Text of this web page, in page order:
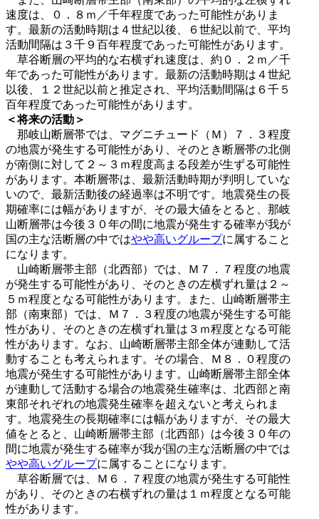
速度は、０．８ｍ／千年程度であった可能性がありま
す。最新の活動時期は４世紀以後、６世紀以前で、平均
活動間隔は３千９百年程度であった可能性があります。
草谷断層の平均的な右横ずれ速度は、約０．２ｍ／千
年であった可能性があります。最新の活動時期は４世紀
以後、１２世紀以前と推定され、平均活動間隔は６千５
百年程度であった可能性があります。
＜将来の活動＞
那岐山断層帯では、マグニチュード（Ｍ）７．３程度
の地震が発生する可能性があり、そのとき断層帯の北側
が南側に対して２～３ｍ程度高まる段差が生ずる可能性
があります。本断層帯は、最新活動時期が判明していな
いので、最新活動後の経過率は不明です。地震発生の長
期確率には幅がありますが、その最大値をとると、那岐
山断層帯は今後３０年の間に地震が発生する確率が我が
国の主な活断層の中ではやや高いグループに属すること
になります。
山崎断層帯主部（北西部）では、Ｍ７．７程度の地震
が発生する可能性があり、そのときの左横ずれ量は２～
５ｍ程度となる可能性があります。また、山崎断層帯主
部（南東部）では、Ｍ７．３程度の地震が発生する可能
性があり、そのときの左横ずれ量は３ｍ程度となる可能
性があります。なお、山崎断層帯主部全体が連動して活
動することも考えられます。その場合、Ｍ８．０程度の
地震が発生する可能性があります。山崎断層帯主部全体
が連動して活動する場合の地震発生確率は、北西部と南
東部それぞれの地震発生確率を超えないと考えられま
す。地震発生の長期確率には幅がありますが、その最大
値をとると、山崎断層帯主部（北西部）は今後３０年の
間に地震が発生する確率が我が国の主な活断層の中では
やや高いグループに属することになります。
草谷断層では、Ｍ６．７程度の地震が発生する可能性
があり、そのときの右横ずれの量は１ｍ程度となる可能
性があります。